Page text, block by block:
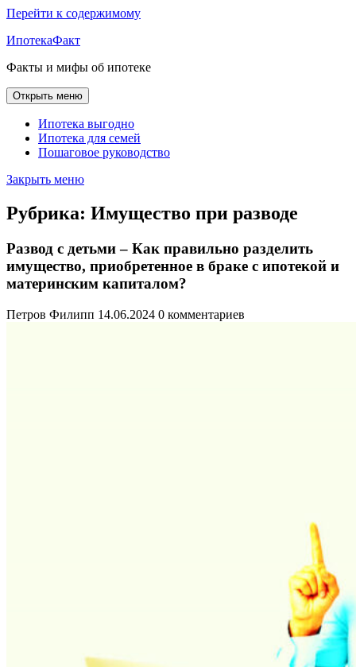
Перейти к содержимому
ИпотекаФакт
Факты и мифы об ипотеке
Открыть меню
Ипотека выгодно
Ипотека для семей
Пошаговое руководство
Закрыть меню
Рубрика: Имущество при разводе
Развод с детьми – Как правильно разделить
имущество, приобретенное в браке с ипотекой и
материнским капиталом?
Петров Филипп 14.06.2024 0 комментариев